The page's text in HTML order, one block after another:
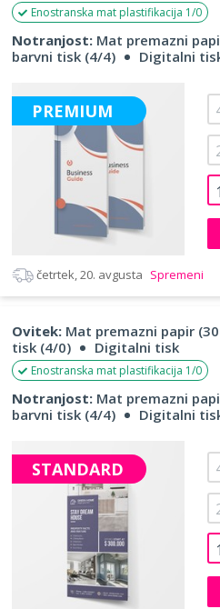
Enostranska mat plastifikacija 1/0
Notranjost: Mat premazni
barvni tisk (4/4)
Digitalni
PREMIUM
četrtek, 20. avgusta Spremeni
Ovitek: Mat premazni papir
tisk (4/0)
Digitalni tisk
Enostranska mat plastifikacija 1/0
Notranjost: Mat premazni
barvni tisk (4/4)
Digitalni
STANDARD